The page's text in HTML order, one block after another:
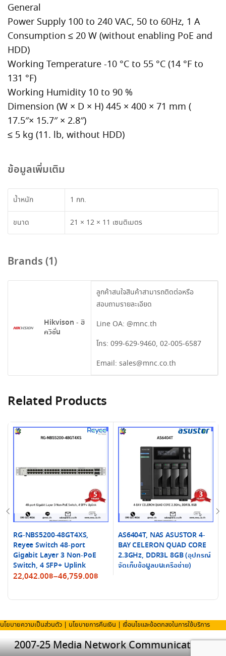
General
Power Supply 100 to 240 VAC, 50 to 60Hz, 1 A
Consumption ≤ 20 W (without enabling PoE and
HDD)
Working Temperature -10 °C to 55 °C (14 °F to
131 °F)
Working Humidity 10 to 90 %
Dimension (W × D × H) 445 × 400 × 71 mm (
17.5″× 15.7″ × 2.8″)
≤ 5 kg (11. lb, without HDD)
ข้อมูลเพิ่มเติม
น้ำหนัก 1 กก.
ขนาด 21 × 12 × 11 เซนติเมตร
Brands (1)
Hikvison - ฮิ
ควิชั่น
ลูกค้าสนใจสินค้าสามารถติดต่อหรือ
สอบถามรายละเอียด
Line OA: @mnc.th
โทร: 099-629-9460, 02-005-6587
Email: sales@mnc.co.th
Related Products
RG-NBS5200-48GT4XS,
Reyee Switch 48-port
Gigabit Layer 3 Non-PoE
Switch, 4 SFP+ Uplink
22,042.00฿–46,759.00฿
Price
22,042.00฿
46,759.00฿
AS6404T, NAS ASUSTOR 4-
BAY CELERON QUAD CORE
2.3GHz, DDR3L 8GB (อุปกรณ์
จัดเก็บข้อมูลบนเครือข่าย)
นโยบายความเป็นส่วนตัว | นโยบายการคืนเงิน | เงื่อนไขและข้อตกลงในการใช้บริการ
2007-25 Media Network Communication Co.,